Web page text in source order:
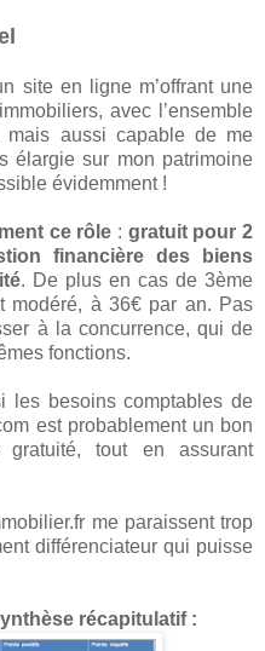
site en ligne m’offrant une
avec l’ensemble
mais aussi capable de me
élargie sur mon patrimoine
évidemment !
ce rôle : gratuit pour 2
financière des biens
. De plus en cas de 3ème
modéré, à 36€ par an. Pas
à la concurrence, qui de
fonctions.
les besoins comptables de
est probablement un bon
tout en assurant
me paraissent trop
différenciateur qui puisse
récapitulatif :